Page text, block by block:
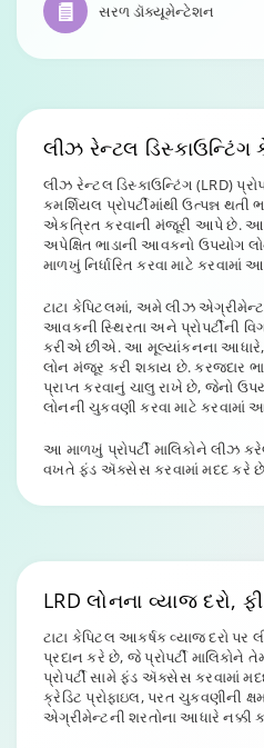
સરળ ડૉક્યૂમેન્ટેશન
લીઝ રેન્ટલ ડિસ્કાઉન્ટિંગ
લીઝ રેન્ટલ ડિસ્કાઉન્ટિંગ (LRD)
કમર્શિયલ પ્રોપર્ટીમાંથી ઉત્પન્ન
એકત્રિત કરવાની મંજૂરી આપે છે. આ
અપેક્ષિત ભાડાની આવકનો ઉપયોગ
માળખું નિર્ધારિત કરવા માટે કરવામાં
ટાટા કેપિટલમાં, અમે લીઝ એગ્રીમેન્ટ,
આવકની સ્થિરતા અને પ્રોપર્ટીની
કરીએ છીએ. આ મૂલ્યાંકનના આધારે,
લોન મંજૂર કરી શકાય છે. કરજદાર
પ્રાપ્ત કરવાનું ચાલુ રાખે છે, જેનો
લોનની ચુકવણી કરવા માટે કરવામાં
આ માળખું પ્રોપર્ટી માલિકોને લીઝ
વખતે ફંડ ઍક્સેસ કરવામાં મદદ કરે
LRD લોનના વ્યાજ દરો,
ટાટા કેપિટલ આકર્ષક વ્યાજ દરો પર
પ્રદાન કરે છે, જે પ્રોપર્ટી માલિકોને
પ્રોપર્ટી સામે ફંડ ઍક્સેસ કરવામાં
ક્રેડિટ પ્રોફાઇલ, પરત ચુકવણીની
એગ્રીમેન્ટની શરતોના આધારે નક્કી